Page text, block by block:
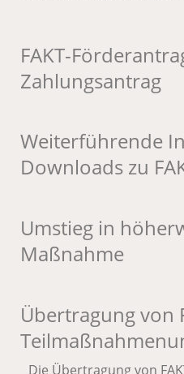
FAKT-
Zahlungsantrag
Weiterführende
Downloads zu
Umstieg in
Maßnahme
Übertragung von
Die Übertragung von